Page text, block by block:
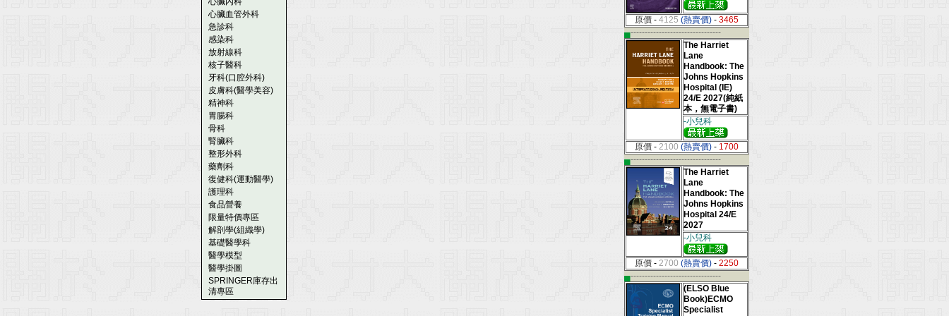
心臟血管外科
急診科
感染科
放射線科
核子醫科
牙科(口腔外科)
皮膚科(醫學美容)
精神科
胃腸科
骨科
腎臟科
整形外科
藥劑科
復健科(運動醫學)
護理科
食品營養
限量特價專區
解剖學(組織學)
基礎醫學科
醫學模型
醫學掛圖
SPRINGER庫存出
清專區
原價 - 4125 (熱賣價) - 3465
▄--------------------------------
The Harriet
Lane
Handbook: The
Johns Hopkins
Hospital (IE)
24/E 2027(純紙
本，無電子書)
-小兒科
原價 - 2100 (熱賣價) - 1700
▄--------------------------------
The Harriet
Lane
Handbook: The
Johns Hopkins
Hospital 24/E
2027
-小兒科
原價 - 2700 (熱賣價) - 2250
▄--------------------------------
(ELSO Blue
Book)ECMO
Specialist